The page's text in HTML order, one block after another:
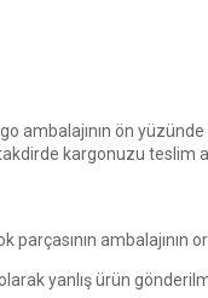
ambalajının ön
kargonuzu teslim
parçasının
yanlış ürün